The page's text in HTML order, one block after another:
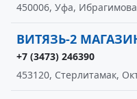
450006, Уфа,
ВИТЯЗЬ-2
+7 (3473) 246390
453120, Стерлитамак,